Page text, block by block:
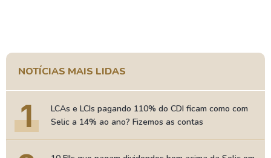
NOTÍCIAS MAIS LIDAS
1
LCAs e LCIs pagando 110% do CDI ficam como com
Selic a 14% ao ano? Fizemos as contas